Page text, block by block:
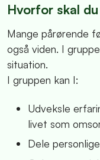
Hvorfor skal
Mange pårørende
også viden. I
situation.
I gruppen kan I:
Udveksle
livet som
Dele